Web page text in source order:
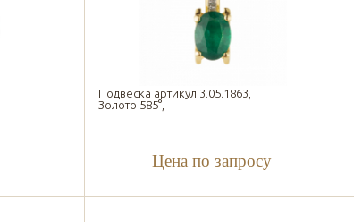
Подвеска артикул 3.05.1863,
Золото 585°,
Цена по запросу